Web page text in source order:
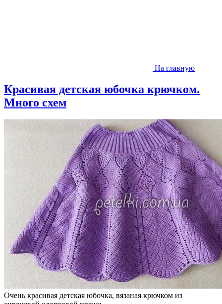
На главную
Красивая детская юбочка крючком.
Много схем
Очень красивая детская юбочка, вязаная крючком из